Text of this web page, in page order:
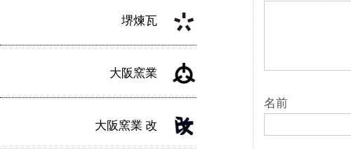
堺煉瓦
大阪窯業
大阪窯業 改
ン
名前